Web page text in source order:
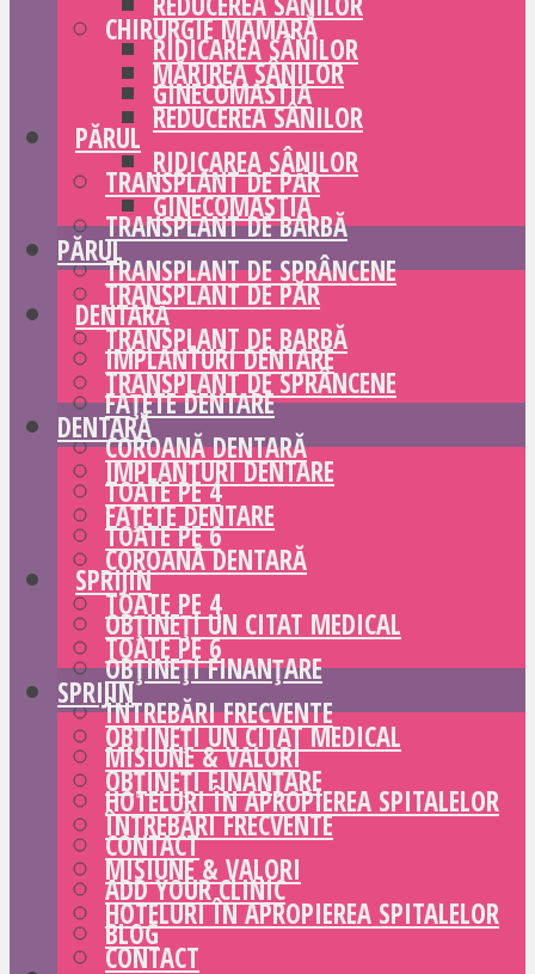
RIDICAREA SÂNILOR
GINECOMASTIA
PĂRUL
TRANSPLANT DE PĂR
TRANSPLANT DE BARBĂ
TRANSPLANT DE SPRÂNCENE
DENTARĂ
IMPLANTURI DENTARE
FAȚETE DENTARE
COROANĂ DENTARĂ
TOATE PE 4
TOATE PE 6
SPRIJIN
OBȚINEȚI UN CITAT MEDICAL
OBȚINEȚI FINANȚARE
ÎNTREBĂRI FRECVENTE
MISIUNE & VALORI
HOTELURI ÎN APROPIEREA SPITALELOR
CONTACT
ADD YOUR CLINIC
BLOG
CHIRURGIE MAMARĂ
MĂRIREA SÂNILOR
REDUCEREA SÂNILOR
RIDICAREA SÂNILOR
GINECOMASTIA
PĂRUL
TRANSPLANT DE PĂR
TRANSPLANT DE BARBĂ
TRANSPLANT DE SPRÂNCENE
DENTARĂ
IMPLANTURI DENTARE
FAȚETE DENTARE
COROANĂ DENTARĂ
TOATE PE 4
TOATE PE 6
SPRIJIN
OBȚINEȚI UN CITAT MEDICAL
OBȚINEȚI FINANȚARE
ÎNTREBĂRI FRECVENTE
MISIUNE & VALORI
HOTELURI ÎN APROPIEREA SPITALELOR
CONTACT